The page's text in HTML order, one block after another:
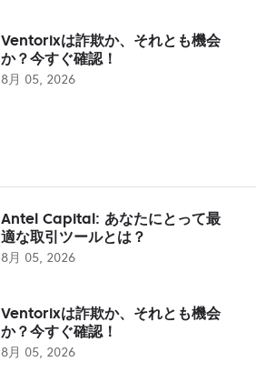
Ventorixは詐欺か、それとも機会
か？今すぐ確認！
8月 05, 2026
Antel Capital: あなたにとって最
適な取引ツールとは？
8月 05, 2026
Ventorixは詐欺か、それとも機会
か？今すぐ確認！
8月 05, 2026